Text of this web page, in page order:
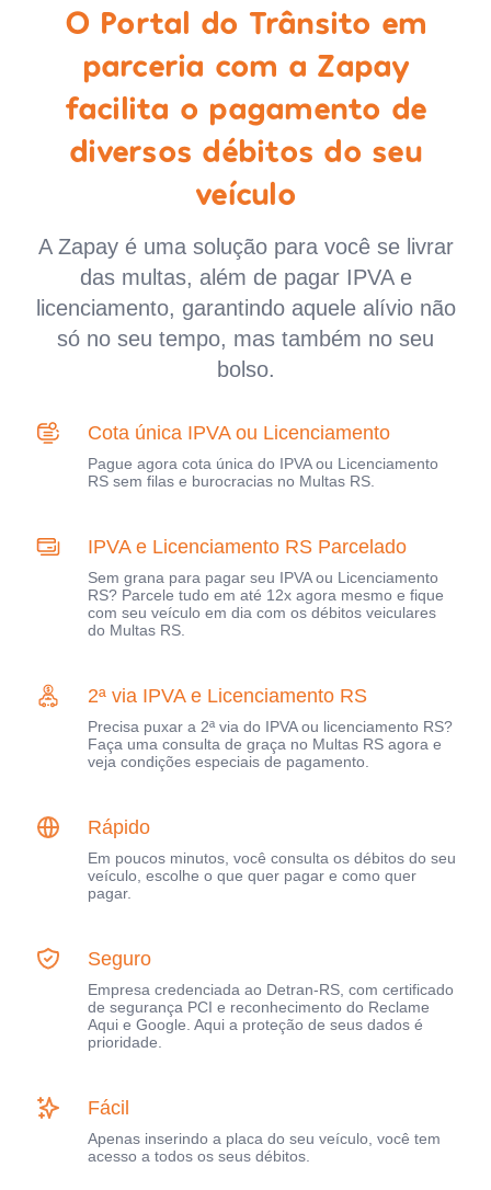
O Portal do Trânsito em
parceria com a Zapay
facilita o pagamento de
diversos débitos do seu
veículo
A Zapay é uma solução para você se livrar
das multas, além de pagar IPVA e
licenciamento, garantindo aquele alívio não
só no seu tempo, mas também no seu
bolso.
Cota única IPVA ou Licenciamento
Pague agora cota única do IPVA ou Licenciamento
RS sem filas e burocracias no Multas RS.
IPVA e Licenciamento RS Parcelado
Sem grana para pagar seu IPVA ou Licenciamento
RS? Parcele tudo em até 12x agora mesmo e fique
com seu veículo em dia com os débitos veiculares
do Multas RS.
2ª via IPVA e Licenciamento RS
Precisa puxar a 2ª via do IPVA ou licenciamento RS?
Faça uma consulta de graça no Multas RS agora e
veja condições especiais de pagamento.
Rápido
Em poucos minutos, você consulta os débitos do seu
veículo, escolhe o que quer pagar e como quer
pagar.
Seguro
Empresa credenciada ao Detran-RS, com certificado
de segurança PCI e reconhecimento do Reclame
Aqui e Google. Aqui a proteção de seus dados é
prioridade.
Fácil
Apenas inserindo a placa do seu veículo, você tem
acesso a todos os seus débitos.